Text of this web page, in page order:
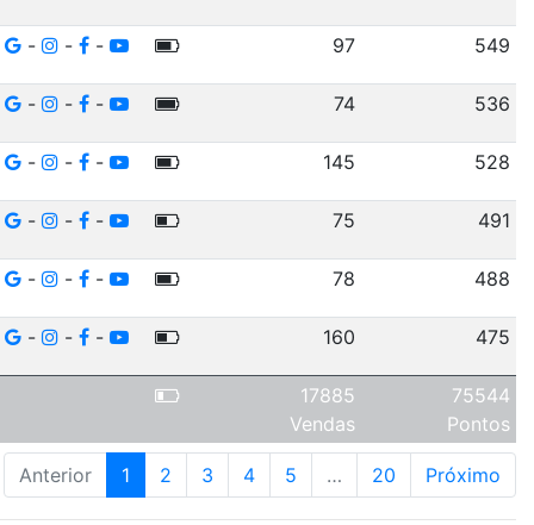
- - - 97 549
- - - 74 536
- - - 145 528
- - - 75 491
- - - 78 488
- - - 160 475
17885
Vendas
75544
Pontos
Anterior 1 2 3 4 5 … 20 Próximo